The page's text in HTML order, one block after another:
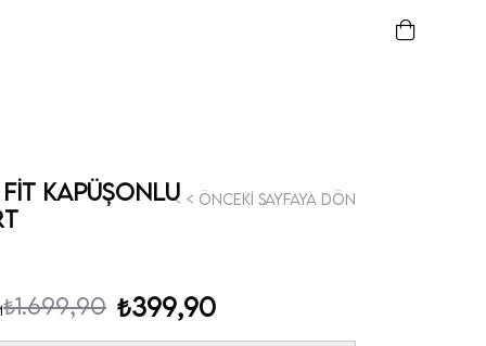
< < Önceki Sayfaya Dön
Kapüşonlu
₺1.699,90 ₺399,90